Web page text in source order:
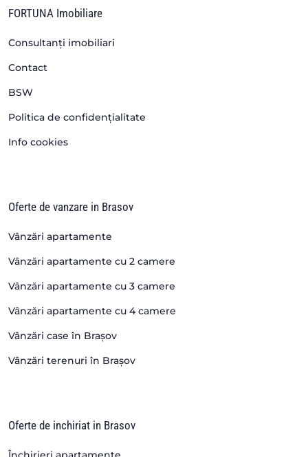
FORTUNA Imobiliare
Consultanți imobiliari
Contact
BSW
Politica de confidențialitate
Info cookies
Oferte de vanzare in Brasov
Vânzări apartamente
Vânzări apartamente cu 2 camere
Vânzări apartamente cu 3 camere
Vânzări apartamente cu 4 camere
Vânzări case în Brașov
Vânzări terenuri în Brașov
Oferte de inchiriat in Brasov